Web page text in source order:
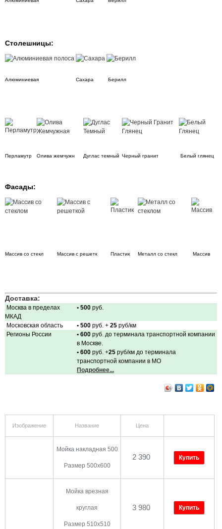
Столешницы:
Алюминиевая Сахара Берилл
Перламутр Олива жемчужн Дуглас темный Черный гранит Белый глянец
Фасады:
Массив со стекл Массив с решетк Пластик Металл со стекл Массив
Доставка:
Москва в пределах
МКАД
• 500 руб.
Московская область • 500 руб. + 25 руб/км
Регионы России
• 600 руб. до терминала транспортной компании
в Москве.
• 600 руб. +25 руб/км до терминала
транспортной компании в МО
Подробнее...
Изображение Название Цена
Мойка накладная 500
Размер 500х600
2 390 Купить
Мойка врезная
круглая
Размер 510х510
3 980 Купить